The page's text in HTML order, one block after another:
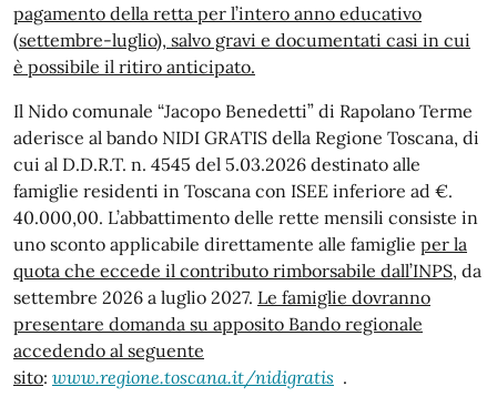
pagamento della retta per l’intero anno educativo
(settembre-luglio), salvo gravi e documentati casi in cui
è possibile il ritiro anticipato.
Il Nido comunale “Jacopo Benedetti” di Rapolano Terme
aderisce al bando NIDI GRATIS della Regione Toscana, di
cui al D.D.R.T. n. 4545 del 5.03.2026 destinato alle
famiglie residenti in Toscana con ISEE inferiore ad €.
40.000,00. L’abbattimento delle rette mensili consiste in
uno sconto applicabile direttamente alle famiglie per la
quota che eccede il contributo rimborsabile dall’INPS, da
settembre 2026 a luglio 2027. Le famiglie dovranno
presentare domanda su apposito Bando regionale
accedendo al seguente
sito: www.regione.toscana.it/nidigratis .